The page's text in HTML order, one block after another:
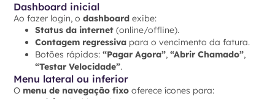
Dashboard inicial
Ao fazer login, odashboardexibe:
Status da internet (online/offline).
Contagem regressiva para o vencimento da fatura.
Botões rápidos:“Pagar Agora”,“Abrir Chamado”,
“Testar Velocidade”.
Menu lateral ou inferior
O menu de navegação fixooferece ícones para: